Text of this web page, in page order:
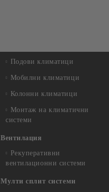
Подови климатици
Мобилни климатици
Колонни климатици
Монтаж на климатични
системи
Вентилация
Рекуперативни
вентилационни системи
Мулти сплит системи